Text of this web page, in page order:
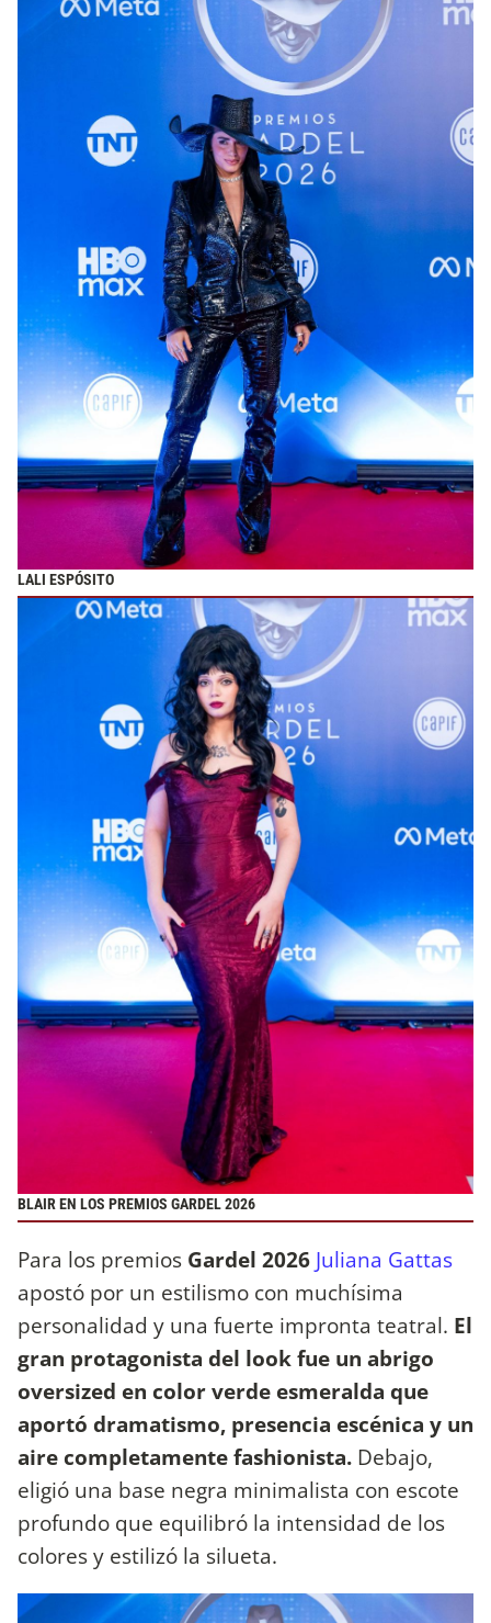
LALI ESPÓSITO
BLAIR EN LOS PREMIOS GARDEL 2026
Para los premios Gardel 2026 Juliana Gattas
apostó por un estilismo con muchísima
personalidad y una fuerte impronta teatral. El
gran protagonista del look fue un abrigo
oversized en color verde esmeralda que
aportó dramatismo, presencia escénica y un
aire completamente fashionista. Debajo,
eligió una base negra minimalista con escote
profundo que equilibró la intensidad de los
colores y estilizó la silueta.